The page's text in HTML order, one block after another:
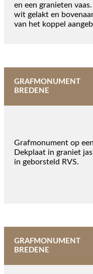
en een granieten
wit gelakt en
van het koppel
GRAFMONUMENT
BREDENE
Grafmonument op
Dekplaat in graniet
in geborsteld RVS.
GRAFMONUMENT
BREDENE